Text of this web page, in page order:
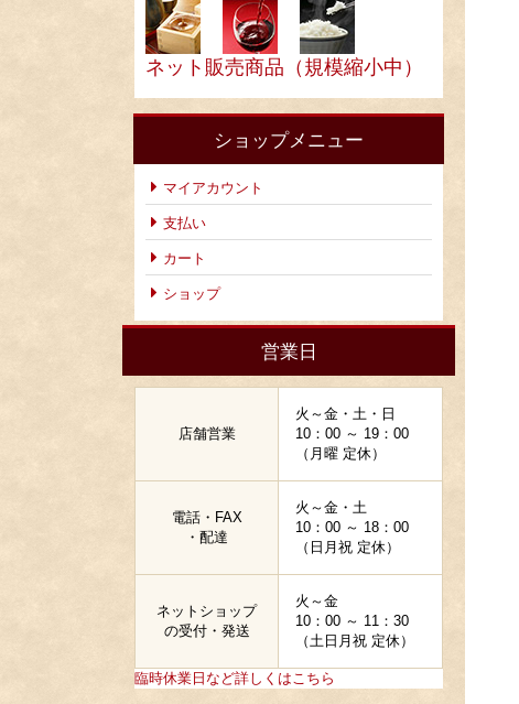
ネット販売商品（規模縮小中）
ショップメニュー
マイアカウント
支払い
カート
ショップ
営業日
店舗営業
火～金・土・日
10：00 ～ 19：00
（月曜 定休）
電話・FAX
・配達
火～金・土
10：00 ～ 18：00
（日月祝 定休）
ネットショップ
の受付・発送
火～金
10：00 ～ 11：30
（土日月祝 定休）
臨時休業日など詳しくはこちら